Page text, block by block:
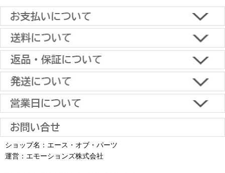
■下記よりお選びいただけます。
クレジットカード決済、代金引換、楽天ペイ、郵便振替、銀行振
込、スコア後払い、コンビニ決済、PayPayオンライン決済
※一部適用外の地域や商品がありますのでご了承ください。
※お届け先が異なる場合は別途お届け先分の送料がかかります。
沖縄へのお届けは、送料とは別に地域料金が発生します。サイズに
より金額が異なるので、詳しい料金については
【返品・キャンセルについて】
原則として返品は受け付けておりません。
金具に関しては、条件を満たしている場合は返品をお受けいたしま
す。
【初期不良・保証について】
商品到着後1週間以内であれば、初期不良の受け付けを行います。
返品対応の詳細、各種保証については
をご覧ください。
土日祝日も当日出荷いたします
■お届けについて
お届け日のご指定がない場合は、最短出荷・最短到着で発送いたし
ます。
土 日 祝日も
発送しています
ショップ名：エース・オブ・パーツ
運営：エモーションズ株式会社